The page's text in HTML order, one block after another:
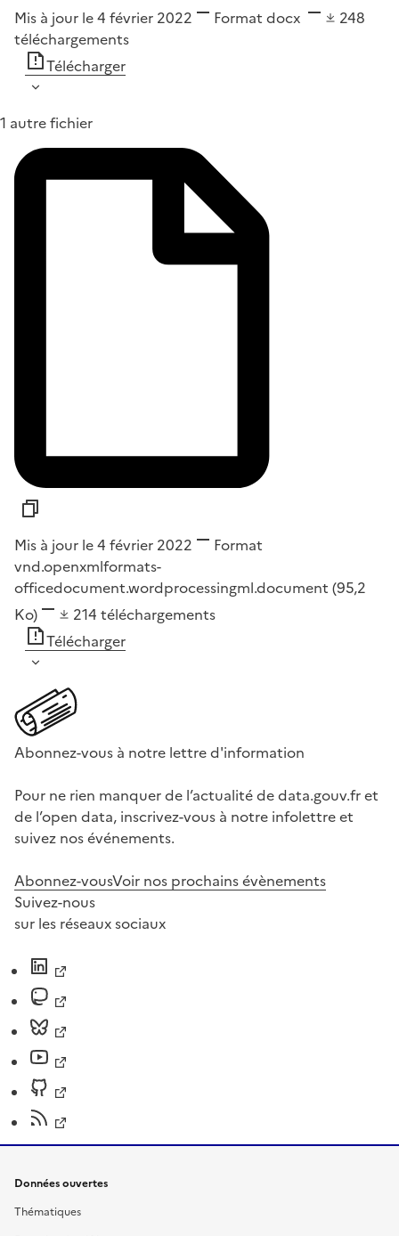
Mis à jour le 4 février 2022 Format docx
248
téléchargements
Télécharger
1 autre fichier
Mis à jour le 4 février 2022
Format
vnd.openxmlformats-
officedocument.wordprocessingml.document (95,2
Ko)
214 téléchargements
Télécharger
Abonnez-vous à notre lettre d'information
Pour ne rien manquer de l’actualité de data.gouv.fr et
de l’open data, inscrivez-vous à notre infolettre et
suivez nos événements.
Abonnez-vousVoir nos prochains évènements
Suivez-nous
sur les réseaux sociaux
Données ouvertes
Thématiques